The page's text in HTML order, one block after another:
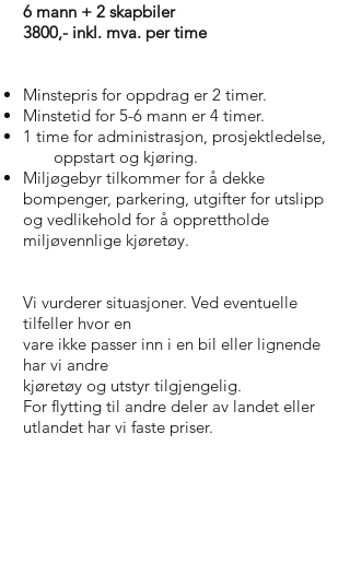
6 mann + 2 skapbiler
3800,- inkl. mva. per time
Minstepris for oppdrag er 2 timer.
Minstetid for 5-6 mann er 4 timer.
1 time for administrasjon, prosjektledelse,
oppstart og kjøring.
Miljøgebyr tilkommer for å dekke
bompenger, parkering, utgifter for utslipp
og vedlikehold for å opprettholde
miljøvennlige kjøretøy.
Vi vurderer situasjoner. Ved eventuelle
tilfeller hvor en
vare ikke passer inn i en bil eller lignende
har vi andre
kjøretøy og utstyr tilgjengelig.
For flytting til andre deler av landet eller
utlandet har vi faste priser.